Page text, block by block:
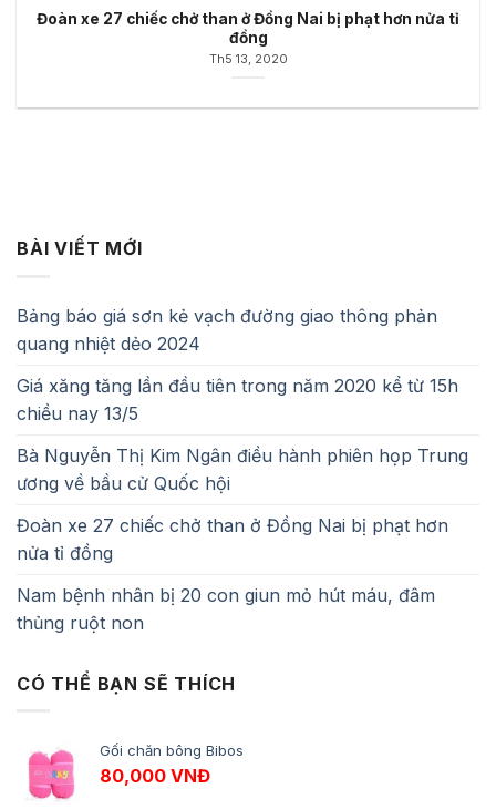
Đoàn xe 27 chiếc chở than ở Đồng Nai bị phạt hơn nửa tỉ
đồng
Th5 13, 2020
BÀI VIẾT MỚI
Bảng báo giá sơn kẻ vạch đường giao thông phản
quang nhiệt dẻo 2024
Giá xăng tăng lần đầu tiên trong năm 2020 kể từ 15h
chiều nay 13/5
Bà Nguyễn Thị Kim Ngân điều hành phiên họp Trung
ương về bầu cử Quốc hội
Đoàn xe 27 chiếc chở than ở Đồng Nai bị phạt hơn
nửa tỉ đồng
Nam bệnh nhân bị 20 con giun mỏ hút máu, đâm
thủng ruột non
CÓ THỂ BẠN SẼ THÍCH
Gối chăn bông Bibos
80,000 VNĐ